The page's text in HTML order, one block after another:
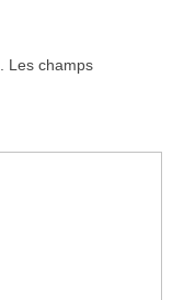
Les champs